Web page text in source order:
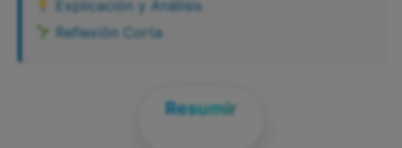
Explicación y Análisis
Reflexión Corta
Resumir